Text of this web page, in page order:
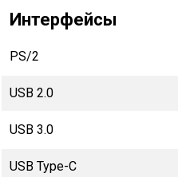
Интерфейсы
PS/2
USB 2.0
USB 3.0
USB Type-C